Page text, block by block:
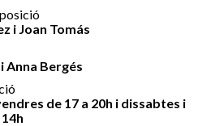
i Joan Tomás
Anna Bergés
de 17 a 20h i dissabtes i